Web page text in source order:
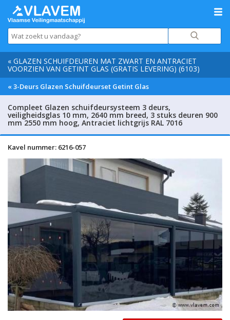
« GLAZEN SCHUIFDEUREN MAT ZWART EN ANTRACIET
VOORZIEN VAN GETINT GLAS (GRATIS LEVERING) (6103)
« 3-Deurs Glazen Schuifdeurset Getint Glas
Compleet Glazen schuifdeursysteem 3 deurs,
veiligheidsglas 10 mm, 2640 mm breed, 3 stuks deuren 900
mm 2550 mm hoog, Antraciet lichtgrijs RAL 7016
Kavel nummer: 6216-057